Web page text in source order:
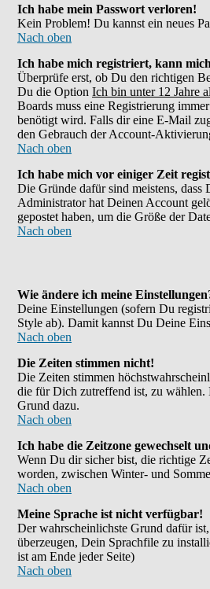
Ich habe mein Passwort verloren!
Kein Problem! Du kannst ein neues
Nach oben
Ich habe mich registriert, kann
Überprüfe erst, ob Du den richtigen
Du die Option Ich bin unter 12 Jahre
Boards muss eine Registrierung
benötigt wird. Falls dir eine E-Mail
den Gebrauch der Account-
Nach oben
Ich habe mich vor einiger Zeit
Die Gründe dafür sind meistens, dass
Administrator hat Deinen Account
gepostet haben, um die Größe der
Nach oben
Wie ändere ich meine
Deine Einstellungen (sofern Du
Style ab). Damit kannst Du Deine
Nach oben
Die Zeiten stimmen nicht!
Die Zeiten stimmen
die für Dich zutreffend ist, zu wählen.
Grund dazu.
Nach oben
Ich habe die Zeitzone gewechselt
Wenn Du dir sicher bist, die richtige
worden, zwischen Winter- und
Nach oben
Meine Sprache ist nicht verfügbar!
Der wahrscheinlichste Grund dafür
überzeugen, Dein Sprachfile zu
ist am Ende jeder Seite)
Nach oben